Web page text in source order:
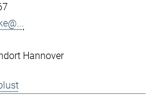
Hannover